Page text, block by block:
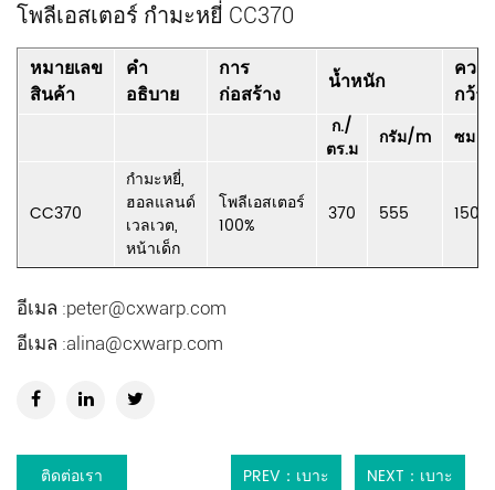
โพลีเอสเตอร์ กำมะหยี่ CC370
หมายเลข
สินค้า
คำ
อธิบาย
การ
ก่อสร้าง
น้ำหนัก
ควา
กว้าง
ก./
ตร.ม
กรัม/m ซม
CC370
กำมะหยี่,
ฮอลแลนด์
เวลเวต,
หน้าเด็ก
โพลีเอสเตอร์
100%
370 555 150
อีเมล :peter@cxwarp.com
อีเมล :alina@cxwarp.com
ติดต่อเรา
PREV：เบาะ
NEXT：เบาะ